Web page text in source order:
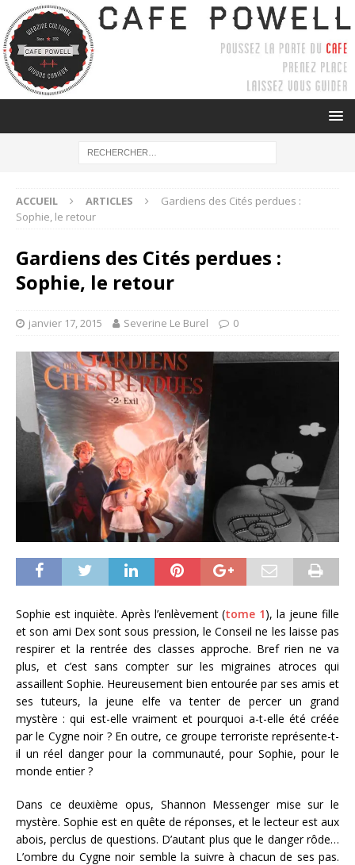
ACCUEIL ARTICLES
Gardiens des Cités perdues :
Sophie, le retour
Gardiens des Cités perdues :
Sophie, le retour
janvier 17, 2015 Severine Le Burel 0
Sophie est inquiète. Après l’enlèvement (tome 1), la jeune fille
et son ami Dex sont sous pression, le Conseil ne les laisse pas
respirer et la rentrée des classes approche. Bref rien ne va
plus, et c’est sans compter sur les migraines atroces qui
assaillent Sophie. Heureusement bien entourée par ses amis et
ses tuteurs, la jeune elfe va tenter de percer un grand
mystère : qui est-elle vraiment et pourquoi a-t-elle été créée
par le Cygne noir ? En outre, ce groupe terroriste représente-t-
il un réel danger pour la communauté, pour Sophie, pour le
monde entier ?
Dans ce deuxième opus, Shannon Messenger mise sur le
mystère. Sophie est en quête de réponses, et le lecteur est aux
abois, perclus de questions. D’autant plus que le danger rôde…
L’ombre du Cygne noir semble la suivre à chacun de ses pas.